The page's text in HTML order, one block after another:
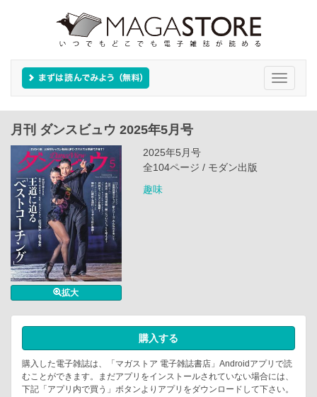
Toggle
月刊 ダンスビュウ 2025年5月号
拡大
2025年5月号
全104ページ / モダン出版
趣味
購入する
購入した電子雑誌は、「マガストア 電子雑誌書店」Androidアプリで読
むことができます。まだアプリをインストールされていない場合には、
下記「アプリ内で買う」ボタンよりアプリをダウンロードして下さい。